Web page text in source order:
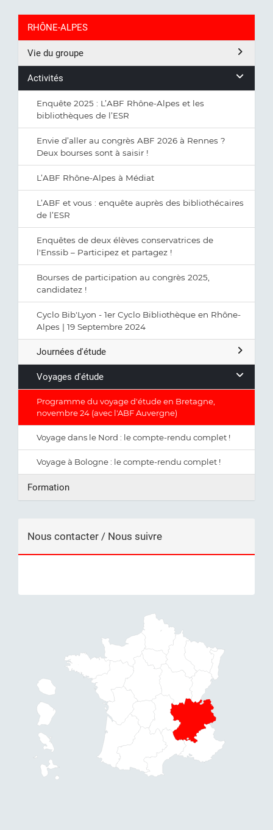
RHÔNE-ALPES
Vie du groupe
Activités
Enquête 2025 : L’ABF Rhône-Alpes et les
bibliothèques de l’ESR
Envie d’aller au congrès ABF 2026 à Rennes ?
Deux bourses sont à saisir !
L’ABF Rhône-Alpes à Médiat
L’ABF et vous : enquête auprès des bibliothécaires
de l’ESR
Enquêtes de deux élèves conservatrices de
l'Enssib – Participez et partagez !
Bourses de participation au congrès 2025,
candidatez !
Cyclo Bib'Lyon - 1er Cyclo Bibliothèque en Rhône-
Alpes | 19 Septembre 2024
Journées d'étude
Voyages d'étude
Programme du voyage d'étude en Bretagne,
novembre 24 (avec l'ABF Auvergne)
Voyage dans le Nord : le compte-rendu complet !
Voyage à Bologne : le compte-rendu complet !
Formation
Nous contacter / Nous suivre